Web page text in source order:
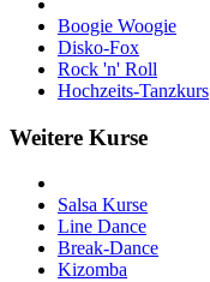
Boogie Woogie
Disko-Fox
Rock 'n' Roll
Hochzeits-Tanzkurs
Weitere Kurse
Salsa Kurse
Line Dance
Break-Dance
Kizomba